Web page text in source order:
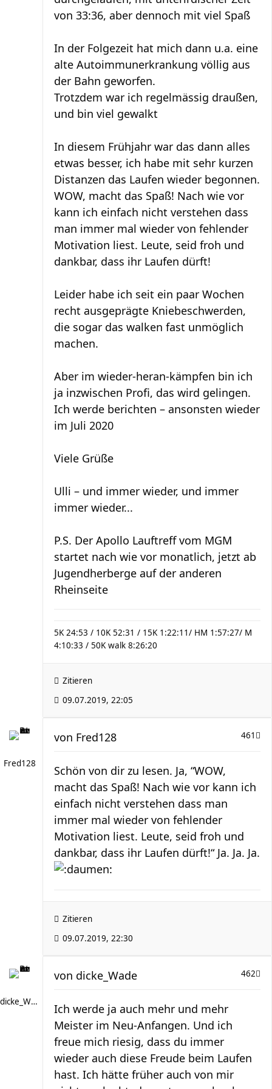
von 33:36, aber dennoch mit viel Spaß
In der Folgezeit hat mich dann u.a. eine
alte Autoimmunerkrankung völlig aus
der Bahn geworfen.
Trotzdem war ich regelmässig draußen,
und bin viel gewalkt
In diesem Frühjahr war das dann alles
etwas besser, ich habe mit sehr kurzen
Distanzen das Laufen wieder begonnen.
WOW, macht das Spaß! Nach wie vor
kann ich einfach nicht verstehen dass
man immer mal wieder von fehlender
Motivation liest. Leute, seid froh und
dankbar, dass ihr Laufen dürft!
Leider habe ich seit ein paar Wochen
recht ausgeprägte Kniebeschwerden,
die sogar das walken fast unmöglich
machen.
Aber im wieder-heran-kämpfen bin ich
ja inzwischen Profi, das wird gelingen.
Ich werde berichten – ansonsten wieder
im Juli 2020
Viele Grüße
Ulli – und immer wieder, und immer
immer wieder...
P.S. Der Apollo Lauftreff vom MGM
startet nach wie vor monatlich, jetzt ab
Jugendherberge auf der anderen
Rheinseite
5K 24:53 / 10K 52:31 / 15K 1:22:11/ HM 1:57:27/ M
4:10:33 / 50K walk 8:26:20
Zitieren
09.07.2019, 22:05
Fred128
461
von Fred128
Schön von dir zu lesen. Ja, “WOW,
macht das Spaß! Nach wie vor kann ich
einfach nicht verstehen dass man
immer mal wieder von fehlender
Motivation liest. Leute, seid froh und
dankbar, dass ihr Laufen dürft!“ Ja. Ja. Ja.
Zitieren
09.07.2019, 22:30
dicke_Wade
462
von dicke_Wade
Ich werde ja auch mehr und mehr
Meister im Neu-Anfangen. Und ich
freue mich riesig, dass du immer
wieder auch diese Freude beim Laufen
hast. Ich hätte früher auch von mir